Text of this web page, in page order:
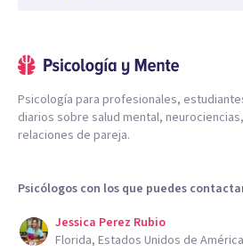
Psicología para profesionales,
diarios sobre salud mental,
relaciones de pareja.
Psicólogos con los que puedes
Jessica Perez Rubio
Florida, Estados Unidos de América